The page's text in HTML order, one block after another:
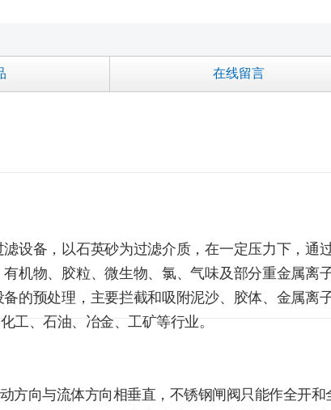
在线留言
设备，以石英砂为过滤介质，在一定压力下，通
机物、胶粒、微生物、氯、气味及部分重金属离
的预处理，主要拦截和吸附泥沙、胶体、金属离
工、石油、冶金、工矿等行业。
方向与流体方向相垂直，不锈钢闸阀只能作全开